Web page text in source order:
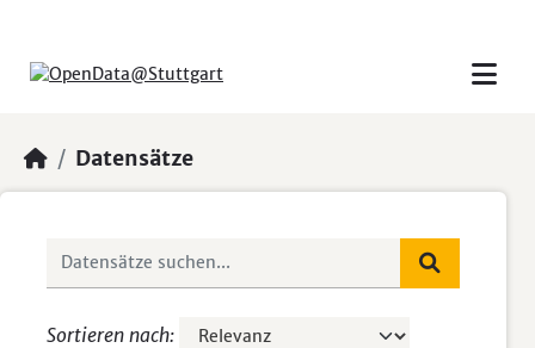
Datensätze
Sortieren nach